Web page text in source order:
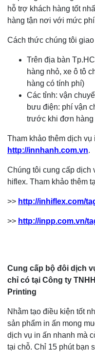
hỗ trợ khách hàng tốt
hàng tận nơi với mức
Cách thức chúng tôi
Trên địa bàn
hàng nhỏ, xe ô tô
hàng có tính phí)
Các tỉnh: vận
bưu điện: phí vận
trước khi đơn
Tham khảo thêm dịch vụ
http://innhanh.com.vn.
Chúng tôi cung cấp dịch
hiflex. Tham khảo thêm
>> http://inhiflex.com/
>> http://inpp.com.vn/
Cung cấp bộ đôi dịch
chỉ có tại Công ty
Printing
Nhằm tạo điều kiện tốt
sản phẩm in ấn mong
dịch vụ in ấn nhanh mà
tại chỗ. Chỉ 15 phút bạn